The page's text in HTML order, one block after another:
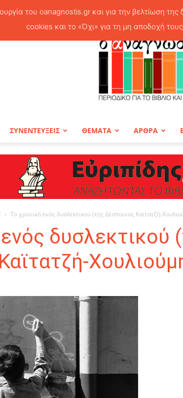
Ο
ΣΥΝΕΝΤΕΥΞΕΙΣ ΘΕΜΑΤΑ ΑΡΘΡΑ
Το χρονικό ενός δυσλεκτικού (της Δέσποινας Καϊτατζή-
δυσλεκτικού
του oanagnostis.gr και για την βελτίωση
cookies και το «Όχι» για τη μη αποδοχή